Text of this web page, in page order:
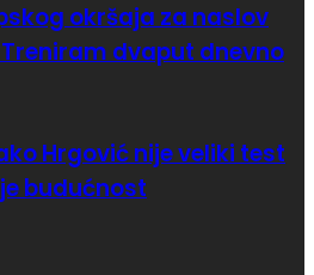
okršaja za naslov
dvaput dnevno
Hrgović nije veliki test
budućnost